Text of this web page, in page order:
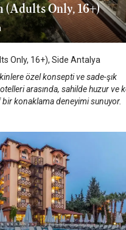
(Adults Only, 16+)
Only, 16+), Side Antalya
özel konsepti ve sade-şık
arasında, sahilde huzur ve
konaklama deneyimi sunuyor.